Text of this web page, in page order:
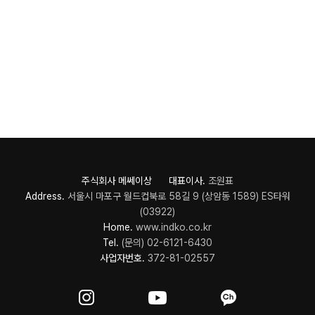
주식회사 메쎄이상 대표이사. 조원표
Address. 서울시 마포구 월드컵북로 58길 9 (상암동 1589) ES타워
(03922)
Home. www.indko.co.kr
Tel. (문의) 02-6121-6430
사업자번호. 372-81-02557